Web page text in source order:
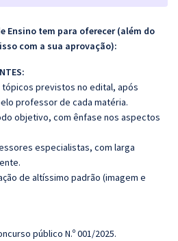
Ensino tem para oferecer (além do
com a sua aprovação):
tópicos previstos no edital, após
professor de cada matéria.
objetivo, com ênfase nos aspectos
especialistas, com larga
de altíssimo padrão (imagem e
público N.º 001/2025.